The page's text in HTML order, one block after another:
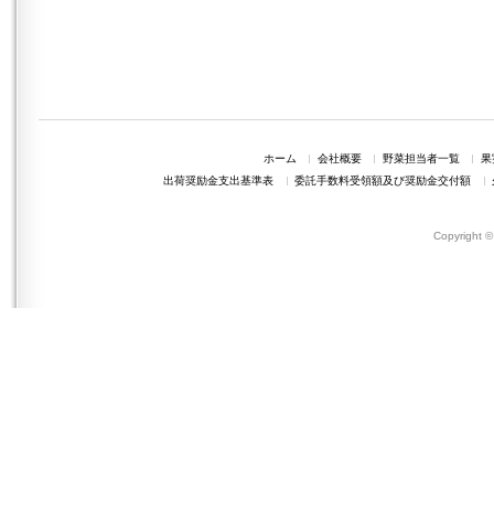
ホーム 会社概要 野菜担当者一覧
果
出荷奨励金支出基準表
委託手数料受領額及び奨励金交付額
Copyright